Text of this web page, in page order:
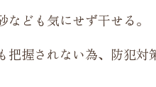
ども気にせず干せる。
握されない為、防犯対